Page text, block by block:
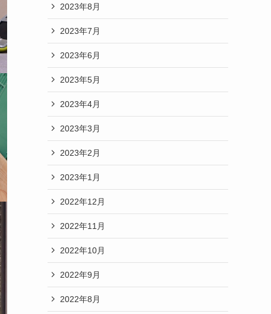
2023年8月
2023年7月
2023年6月
2023年5月
2023年4月
2023年3月
2023年2月
2023年1月
2022年12月
2022年11月
2022年10月
2022年9月
2022年8月